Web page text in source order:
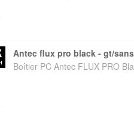
antec flux pro black - gt/
Boîtier PC Antec FLUX PRO